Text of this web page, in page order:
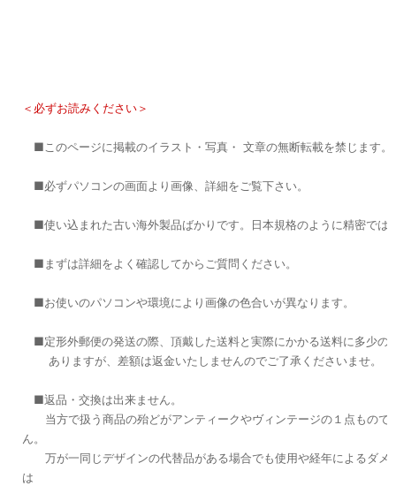
＜必ずお読みください＞
■このページに掲載のイラスト・写真・ 文章の無断転載を禁じます。
■必ずパソコンの画面より画像、詳細をご覧下さい。
■使い込まれた古い海外製品ばかりです。日本規格のように精密では
■まずは詳細をよく確認してからご質問ください。
■お使いのパソコンや環境により画像の色合いが異なります。
■定形外郵便の発送の際、頂戴した送料と実際にかかる送料に多少の
ありますが、差額は返金いたしませんのでご了承くださいませ。
■返品・交換は出来ません。
当方で扱う商品の殆どがアンティークやヴィンテージの１点もので
ん。
万が一同じデザインの代替品がある場合でも使用や経年によるダメ
は